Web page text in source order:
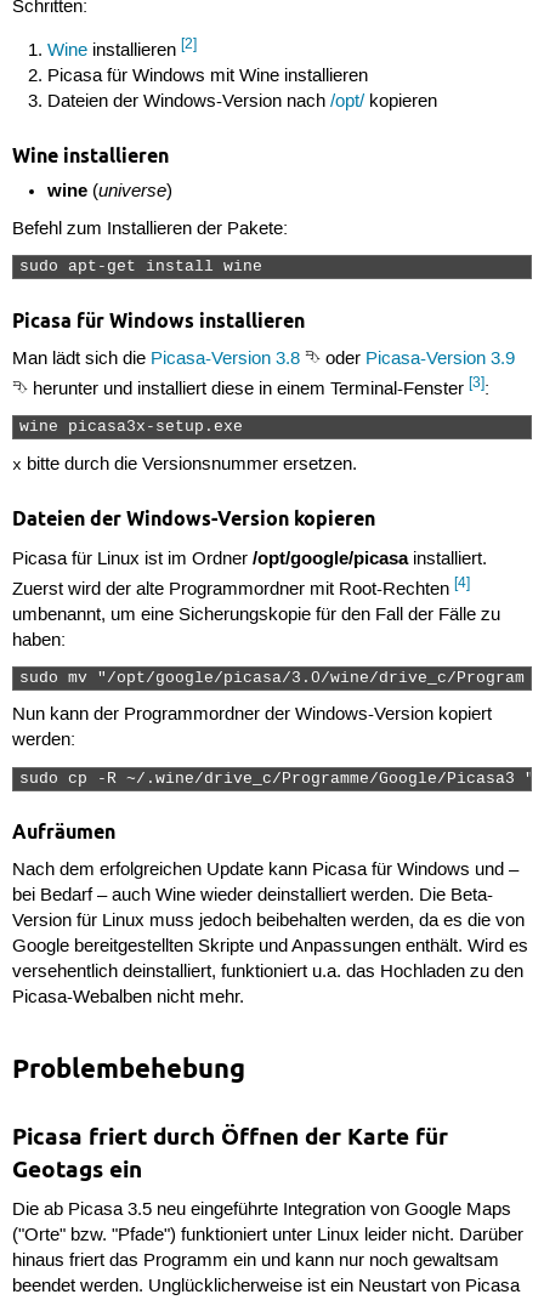
Schritten:
Wine installieren[2]
Picasa für Windows mit Wine installieren
Dateien der Windows-Version nach/opt/ kopieren
Wine installieren
wine (universe)
Befehl zum Installieren der Pakete:
sudo apt-get install wine
Picasa für Windows installieren
Man lädt sich die Picasa-Version 3.8⮷ oder Picasa-Version 3.9
⮷ herunter und installiert diese in einem Terminal-Fenster [3]:
wine picasa3x-setup.exe
x bitte durch die Versionsnummer ersetzen.
Dateien der Windows-Version kopieren
Picasa für Linux ist im Ordner /opt/google/picasainstalliert.
Zuerst wird der alte Programmordner mit Root-Rechten [4]
umbenannt, um eine Sicherungskopie für den Fall der Fälle zu
haben:
sudo mv "/opt/google/picasa/3.0/wine/drive_c/
Nun kann der Programmordner der Windows-Version kopiert
werden:
sudo cp -R ~/.wine/drive_c/Programme/Google/
Aufräumen
Nach dem erfolgreichen Update kann Picasa für Windows und –
bei Bedarf – auch Wine wieder deinstalliert werden. Die Beta-
Version für Linux muss jedoch beibehalten werden, da es die von
Google bereitgestellten Skripte und Anpassungen enthält. Wird es
versehentlich deinstalliert, funktioniert u.a. das Hochladen zu den
Picasa-Webalben nicht mehr.
Problembehebung
Picasa friert durch Öffnen der Karte für
Geotags ein
Die ab Picasa 3.5 neu eingeführte Integration von Google Maps
("Orte" bzw. "Pfade") funktioniert unter Linux leider nicht. Darüber
hinaus friert das Programm ein und kann nur noch gewaltsam
beendet werden. Unglücklicherweise ist ein Neustart von Picasa